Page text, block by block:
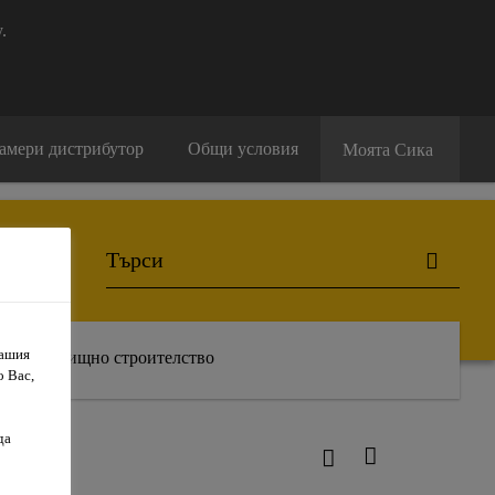
дистрибутор Общи условия Моята Сика
Жилищно строителство
Вас,